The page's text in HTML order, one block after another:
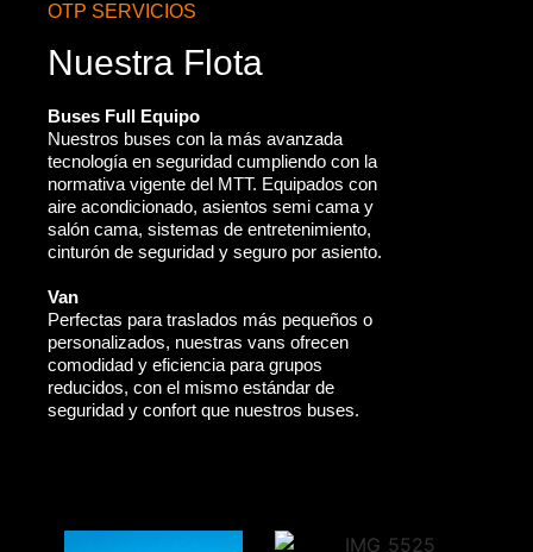
OTP SERVICIOS
Nuestra Flota
Buses Full Equipo
Nuestros buses con la más avanzada
tecnología en seguridad cumpliendo con la
normativa vigente del MTT. Equipados con
aire acondicionado, asientos semi cama y
salón cama, sistemas de entretenimiento,
cinturón de seguridad y seguro por asiento.
Van
Perfectas para traslados más pequeños o
personalizados, nuestras vans ofrecen
comodidad y eficiencia para grupos
reducidos, con el mismo estándar de
seguridad y confort que nuestros buses.